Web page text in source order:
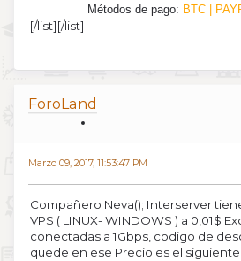
Métodos de pago: BTC |
[/list][/list]
ForoLand
Marzo 09, 2017, 11:53:47 PM
Compañero Neva(); Interserver
VPS ( LINUX- WINDOWS ) a 0,01$
conectadas a 1Gbps, codigo de
quede en ese Precio es el siguiente